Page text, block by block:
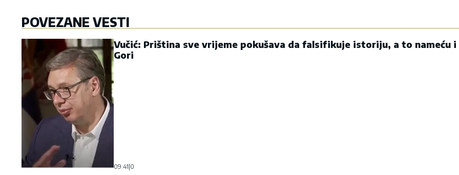
POVEZANE VESTI
Vučić: Priština sve vrijeme pokušava da falsifikuje istoriju, a to nameću i
Gori
09:41 0